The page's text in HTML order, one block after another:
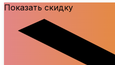
Показать скидку